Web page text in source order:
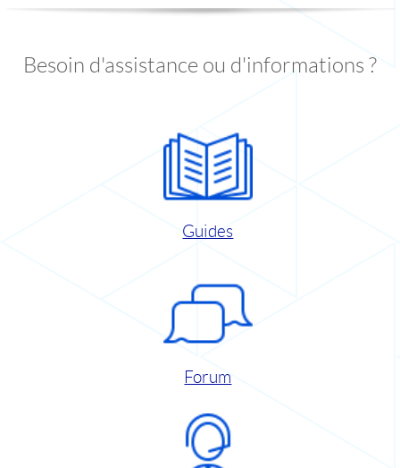
Besoin d'assistance ou d'informations ?
Guides
Forum